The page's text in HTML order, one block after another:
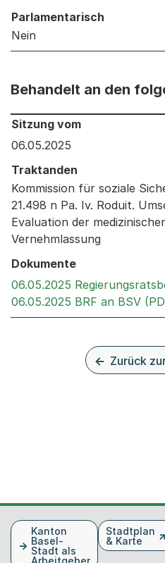
Parlamentarisch
Nein
Behandelt an den
Behandelt an den
Sitzung vom
06.05.2025
Traktanden
Kommission für soziale
21.498 n Pa. Iv. Roduit.
Evaluation der
Vernehmlassung
Dokumente
06.05.2025
06.05.2025 BRF an BSV
Zurück
FusszeileKanton
Basel-
Stadt als
Arbeitgeber
Stadtplan
& Karte